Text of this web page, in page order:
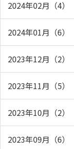
2024年02月（4）
2024年01月（6）
2023年12月（2）
2023年11月（5）
2023年10月（2）
2023年09月（6）